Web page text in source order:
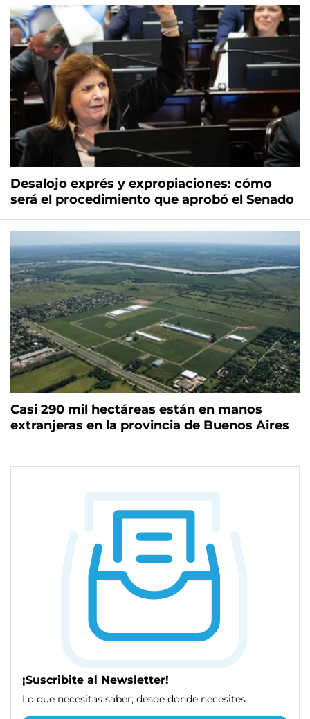
Desalojo exprés y expropiaciones: cómo
será el procedimiento que aprobó el Senado
Casi 290 mil hectáreas están en manos
extranjeras en la provincia de Buenos Aires
¡Suscribite al Newsletter!
Lo que necesitas saber, desde donde necesites